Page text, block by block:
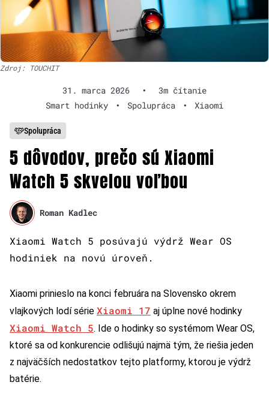
Zdroj: TOUCHIT
31. marca 2026 •
3m čítanie
Smart hodinky
• Spolupráca • Xiaomi
Spolupráca
5 dôvodov, prečo sú Xiaomi
Watch 5 skvelou voľbou
Roman Kadlec
Xiaomi Watch 5 posúvajú výdrž Wear OS
hodiniek na novú úroveň.
Xiaomi prinieslo na konci februára na Slovensko okrem
vlajkových lodí série Xiaomi 17 aj úplne nové hodinky
Xiaomi Watch 5. Ide o hodinky so systémom Wear OS,
ktoré sa od konkurencie odlišujú najmä tým, že riešia jeden
z najväčších nedostatkov tejto platformy, ktorou je výdrž
batérie.